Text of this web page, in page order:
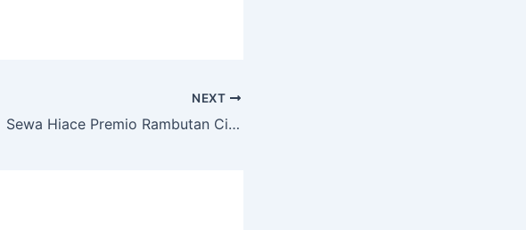
NEXT
Sewa Hiace Premio Rambutan Ciracas Jakarta Timur